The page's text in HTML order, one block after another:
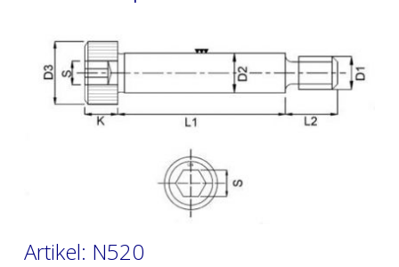
Artikel: N520